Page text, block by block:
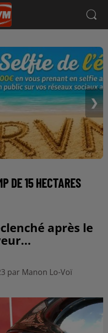
❯
DE 15 HECTARES
après le
par Manon Lo-Voï